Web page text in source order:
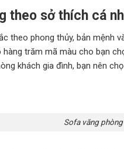
theo sở thích cá
theo phong thủy, bản mệnh
trăm mã màu cho bạn
khách gia đình, bạn nên
Sofa văng